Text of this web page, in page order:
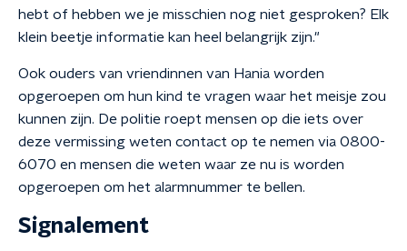
hebt of hebben we je misschien nog niet gesproken? Elk
klein beetje informatie kan heel belangrijk zijn."
Ook ouders van vriendinnen van Hania worden
opgeroepen om hun kind te vragen waar het meisje zou
kunnen zijn. De politie roept mensen op die iets over
deze vermissing weten contact op te nemen via 0800-
6070 en mensen die weten waar ze nu is worden
opgeroepen om het alarmnummer te bellen.
Signalement